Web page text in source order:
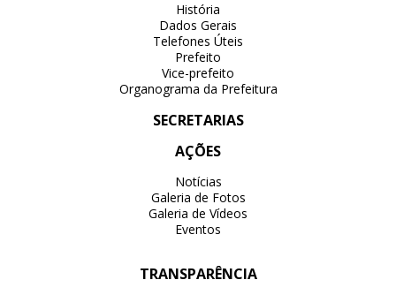
História
Dados Gerais
Telefones Úteis
Prefeito
Vice-prefeito
Organograma da Prefeitura
SECRETARIAS
AÇÕES
Notícias
Galeria de Fotos
Galeria de Vídeos
Eventos
TRANSPARÊNCIA